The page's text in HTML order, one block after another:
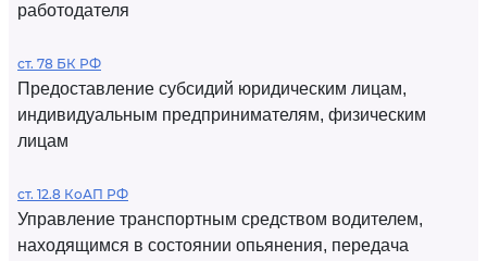
работодателя
ст. 78 БК РФ
Предоставление субсидий юридическим лицам,
индивидуальным предпринимателям, физическим
лицам
ст. 12.8 КоАП РФ
Управление транспортным средством водителем,
находящимся в состоянии опьянения, передача